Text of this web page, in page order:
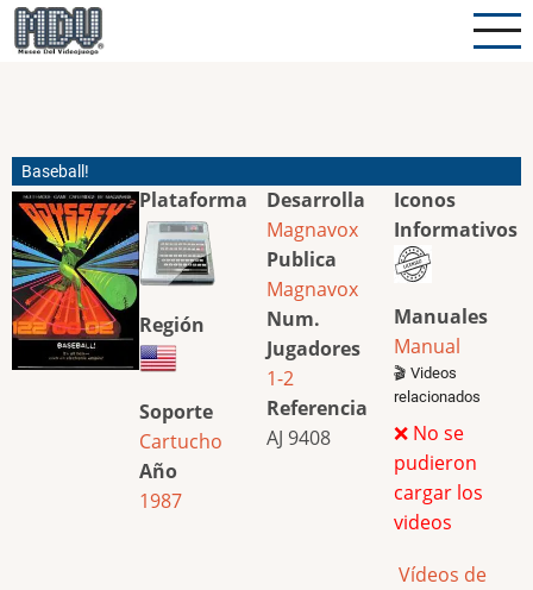
Pasar
al
Baseball!
Plataforma
Región
Soporte
Cartucho
Año
1987
Desarrolla
Magnavox
Publica
Magnavox
Num.
Jugadores
1-2
Referencia
AJ 9408
Iconos
Informativos
Manuales
Manual
🎬 Videos
relacionados
❌ No se
pudieron
cargar los
videos
Vídeos de